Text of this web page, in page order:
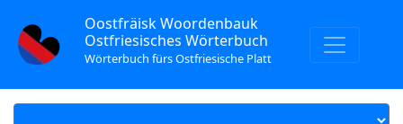
Oostfräisk Woordenbauk
Ostfriesisches Wörterbuch
Wörterbuch fürs Ostfriesische Platt